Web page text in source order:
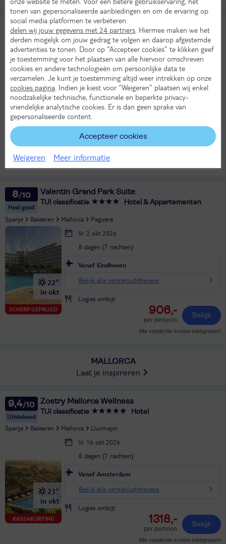
8,8
Heel goed
Prinsotel Alba
TUI classificatie Hotel
Spanje Balearen Mallorca Cala d'Or
SCHERP GEPRIJSD
24°
in okt
Di 6 okt 2026
8 dagen (7 nachten)
Vanaf Amsterdam
Bekijk alle vertrekluchthavens
Halfpension
Bekijk
8
Heel goed
Valentin Grand Park Suite
TUI classificatie Hotel & Appartementen
Spanje Balearen Mallorca Paguera
SCHERP GEPRIJSD
22°
in okt
Vr 2 okt 2026
8 dagen (7 nachten)
Vanaf Eindhoven
Bekijk alle vertrekluchthavens
Logies ontbijt
906,-
per persoon
Bekijk
Alle verplichte kosten inbegrepen!
MALLORCA
Laat je inspireren
9,4
Uitstekend
Zoetry Mallorca Wellness
TUI classificatie Hotel
Spanje Balearen Mallorca Llucmajor
KASSAKORTING
23°
in okt
Vr 16 okt 2026
8 dagen (7 nachten)
Vanaf Amsterdam
Bekijk alle vertrekluchthavens
Logies ontbijt
1318,-
per persoon
Bekijk
Alle verplichte kosten inbegrepen!
tonen van gepersonaliseerde aanbiedingen en om de ervaring op
social media platformen te verbeteren
delen wij jouw gegevens met 24 partners . Hiermee maken we het
derden mogelijk om jouw gedrag te volgen en daarop afgestemde
advertenties te tonen. Door op “Accepteer cookies” te klikken geef
je toestemming voor het plaatsen van alle hiervoor omschreven
cookies en andere technologieën om persoonlijke data te
verzamelen. Je kunt je toestemming altijd weer intrekken op onze
cookies pagina . Indien je kiest voor “Weigeren” plaatsen wij enkel
noodzakelijke technische, functionele en beperkte privacy-
vriendelijke analytische cookies. Er is dan geen sprake van
gepersonaliseerde content.
Accepteer cookies
Weigeren Meer informatie